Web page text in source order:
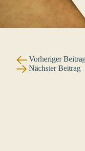
Vorheriger
Nächster Beitrag